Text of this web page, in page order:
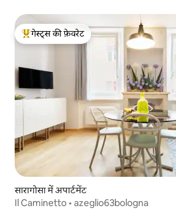
गेस्ट्स का टॉप फ़ेवरेट
गेस्ट्स की फ़ेवरेट
सारागोसा में अपार्टमेंट
Il Caminetto • azeglio63bologna